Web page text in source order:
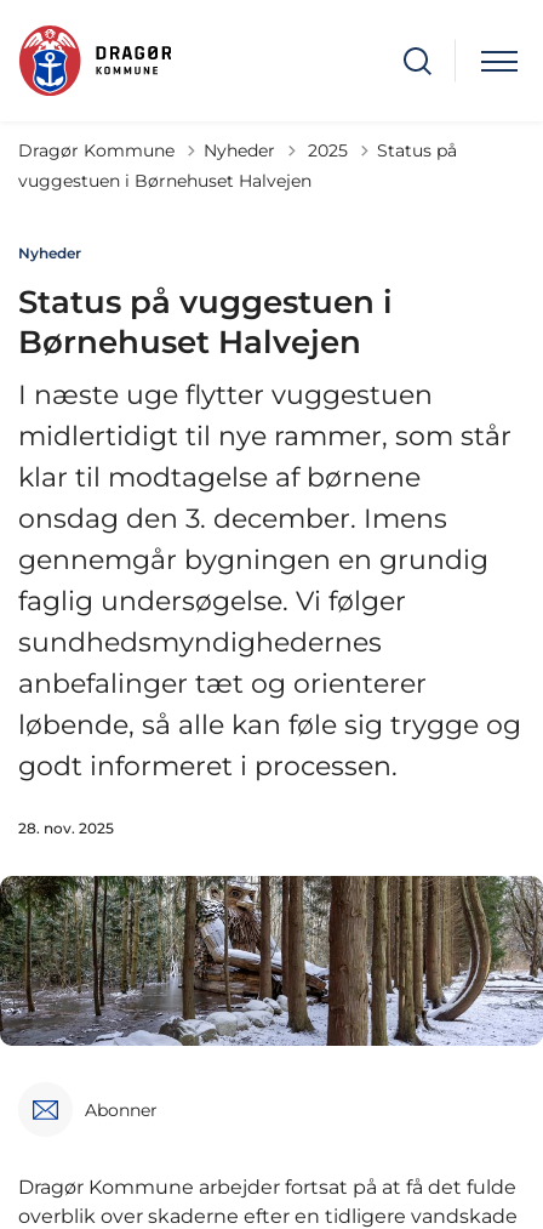
Dragør Kommune Nyheder Tilbage til
2025
Status på
vuggestuen i Børnehuset Halvejen
Nyheder
Status på vuggestuen i
Børnehuset Halvejen
I næste uge flytter vuggestuen
midlertidigt til nye rammer, som står
klar til modtagelse af børnene
onsdag den 3. december. Imens
gennemgår bygningen en grundig
faglig undersøgelse. Vi følger
sundhedsmyndighedernes
anbefalinger tæt og orienterer
løbende, så alle kan føle sig trygge og
godt informeret i processen.
28. nov. 2025
Abonner
Dragør Kommune arbejder fortsat på at få det fulde
overblik over skaderne efter en tidligere vandskade